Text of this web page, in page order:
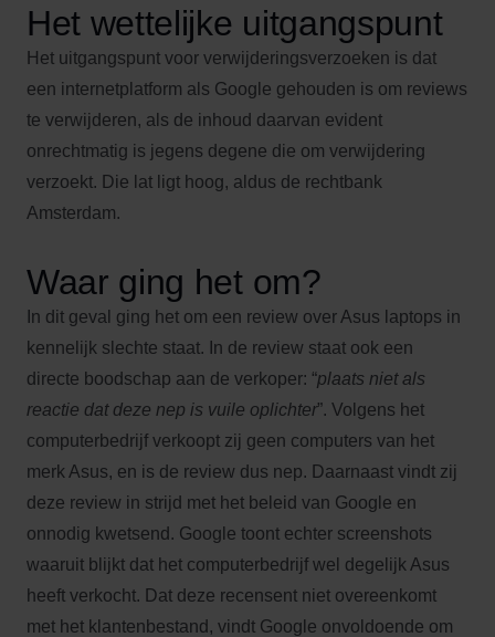
Het wettelijke uitgangspunt
Het uitgangspunt voor verwijderingsverzoeken is dat
een internetplatform als Google gehouden is om reviews
te verwijderen, als de inhoud daarvan evident
onrechtmatig is jegens degene die om verwijdering
verzoekt. Die lat ligt hoog, aldus de rechtbank
Amsterdam.
Waar ging het om?
In dit geval ging het om een review over Asus laptops in
kennelijk slechte staat. In de review staat ook een
directe boodschap aan de verkoper: “plaats niet als
reactie dat deze nep is vuile oplichter”. Volgens het
computerbedrijf verkoopt zij geen computers van het
merk Asus, en is de review dus nep. Daarnaast vindt zij
deze review in strijd met het beleid van Google en
onnodig kwetsend. Google toont echter screenshots
waaruit blijkt dat het computerbedrijf wel degelijk Asus
heeft verkocht. Dat deze recensent niet overeenkomt
met het klantenbestand, vindt Google onvoldoende om